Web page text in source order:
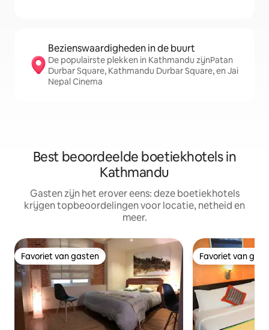
Bezienswaardigheden in de buurt
De populairste plekken in Kathmandu zijnPatan
Durbar Square, Kathmandu Durbar Square, en Jai
Nepal Cinema
Best beoordeelde boetiekhotels in
Kathmandu
Gasten zijn het erover eens: deze boetiekhotels
krijgen topbeoordelingen voor locatie, netheid en
meer.
Favoriet van gasten
Favoriet van gasten Favoriet van
Favoriet van